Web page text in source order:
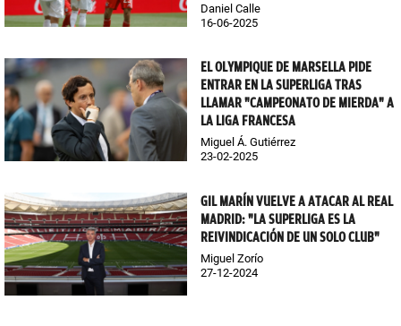
Daniel Calle
16-06-2025
EL OLYMPIQUE DE MARSELLA PIDE
ENTRAR EN LA SUPERLIGA TRAS
LLAMAR "CAMPEONATO DE MIERDA" A
LA LIGA FRANCESA
Miguel Á. Gutiérrez
23-02-2025
GIL MARÍN VUELVE A ATACAR AL REAL
MADRID: "LA SUPERLIGA ES LA
REIVINDICACIÓN DE UN SOLO CLUB"
Miguel Zorío
27-12-2024